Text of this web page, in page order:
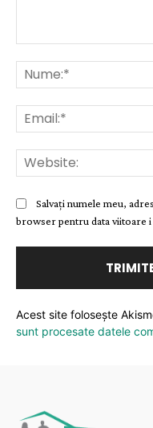
Salvați numele meu,
browser pentru data viitoare
Acest site folosește
sunt procesate datele